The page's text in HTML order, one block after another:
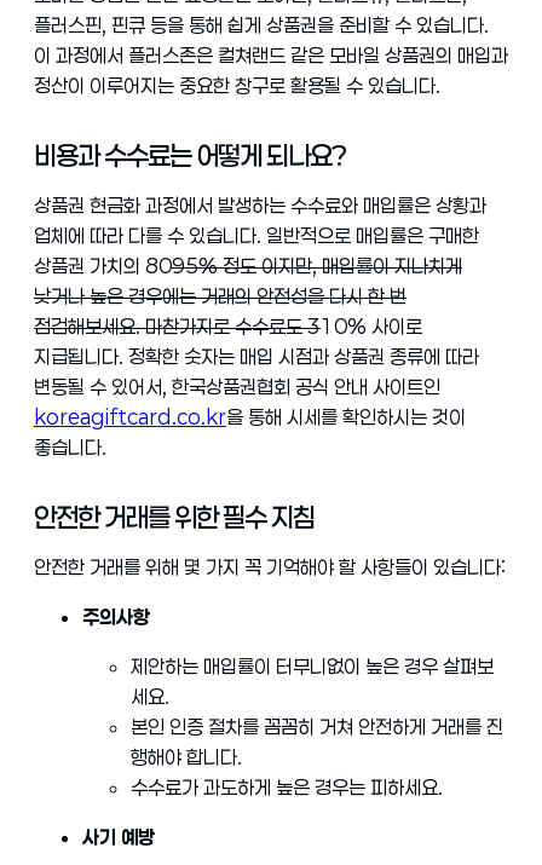
플러스핀, 핀큐 등을 통해 쉽게 상품권을 준비할 수 있습니다.
이 과정에서 플러스존은 컬쳐랜드 같은 모바일 상품권의 매입과
정산이 이루어지는 중요한 창구로 활용될 수 있습니다.
비용과 수수료는 어떻게 되나요?
상품권 현금화 과정에서 발생하는 수수료와 매입률은 상황과
업체에 따라 다를 수 있습니다. 일반적으로 매입률은 구매한
상품권 가치의 8095% 정도 이지만, 매입률이 지나치게
낮거나 높은 경우에는 거래의 안전성을 다시 한 번
점검해보세요. 마찬가지로 수수료도 310% 사이로
지급됩니다. 정확한 숫자는 매입 시점과 상품권 종류에 따라
변동될 수 있어서, 한국상품권협회 공식 안내 사이트인
koreagiftcard.co.kr을 통해 시세를 확인하시는 것이
좋습니다.
안전한 거래를 위한 필수 지침
안전한 거래를 위해 몇 가지 꼭 기억해야 할 사항들이 있습니다:
주의사항
제안하는 매입률이 터무니없이 높은 경우 살펴보
세요.
본인 인증 절차를 꼼꼼히 거쳐 안전하게 거래를 진
행해야 합니다.
수수료가 과도하게 높은 경우는 피하세요.
사기 예방